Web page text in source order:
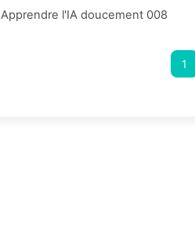
Apprendre l'IA doucement 008
1